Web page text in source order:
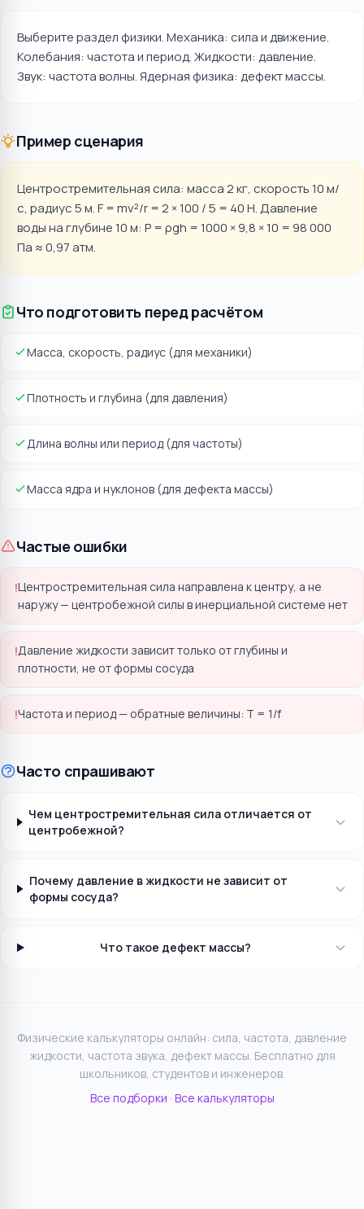
Выберите раздел физики. Механика: сила и движение.
Колебания: частота и период. Жидкости: давление.
Звук: частота волны. Ядерная физика: дефект массы.
Пример сценария
Центростремительная сила: масса 2 кг, скорость 10 м/
с, радиус 5 м. F = mv²/r = 2 × 100 / 5 = 40 Н. Давление
воды на глубине 10 м: P = ρgh = 1000 × 9,8 × 10 = 98 000
Па ≈ 0,97 атм.
Что подготовить перед расчётом
Масса, скорость, радиус (для механики)
Плотность и глубина (для давления)
Длина волны или период (для частоты)
Масса ядра и нуклонов (для дефекта массы)
Частые ошибки
!Центростремительная сила направлена к центру, а не
наружу — центробежной силы в инерциальной системе нет
!Давление жидкости зависит только от глубины и
плотности, не от формы сосуда
!Частота и период — обратные величины: T = 1/f
Часто спрашивают
Чем центростремительная сила отличается от
центробежной?
Почему давление в жидкости не зависит от
формы сосуда?
Что такое дефект массы?
Физические калькуляторы онлайн: сила, частота, давление
жидкости, частота звука, дефект массы. Бесплатно для
школьников, студентов и инженеров.
Все подборки · Все калькуляторы